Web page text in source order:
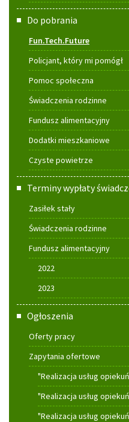
Do pobrania
Fun.Tech.Future
Policjant, który mi pomógł
Pomoc społeczna
Świadczenia rodzinne
Fundusz alimentacyjny
Dodatki mieszkaniowe
Czyste powietrze
Terminy wypłaty
Zasiłek stały
Świadczenia rodzinne
Fundusz alimentacyjny
2022
2023
Ogłoszenia
Oferty pracy
Zapytania ofertowe
"Realizacja usług
"Realizacja usług
"Realizacja usług